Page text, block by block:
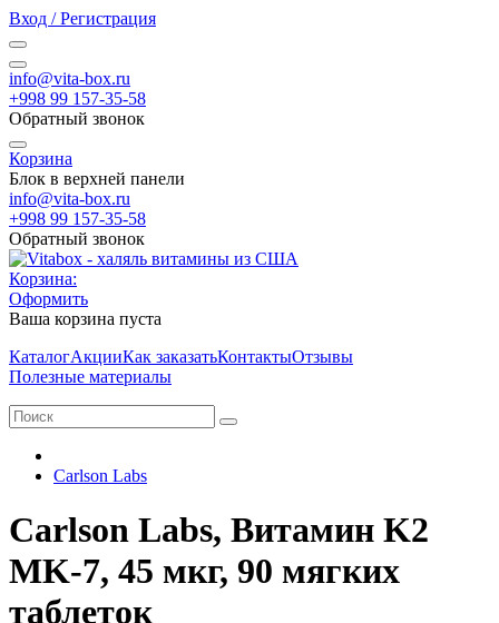
Вход / Регистрация
info@vita-box.ru
+998 99 157-35-58
Обратный звонок
Корзина
Блок в верхней панели
info@vita-box.ru
+998 99 157-35-58
Обратный звонок
Корзина:
Оформить
Ваша корзина пуста
КаталогАкцииКак заказатьКонтактыОтзывы
Полезные материалы
Carlson Labs
Carlson Labs, Витамин K2
MK-7, 45 мкг, 90 мягких
таблеток